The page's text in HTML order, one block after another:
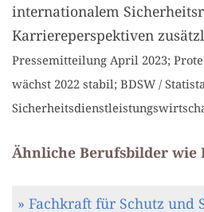
internationalem
Karriereperspektiven
Pressemitteilung April 2023;
wächst 2022 stabil; BDSW /
Ähnliche Berufsbilder wie
» Fachkraft für Schutz und